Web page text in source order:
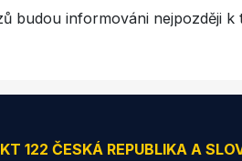
budou informováni nejpozději k
122 ČESKÁ REPUBLIKA A